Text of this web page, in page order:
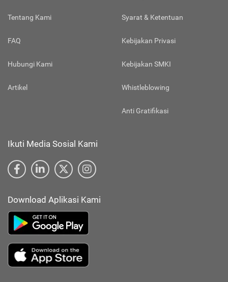
Tentang Kami
FAQ
Hubungi Kami
Artikel
Syarat & Ketentuan
Kebijakan Privasi
Kebijakan SMKI
Whistleblowing
Anti Gratifikasi
Ikuti Media Sosial Kami
Download Aplikasi Kami